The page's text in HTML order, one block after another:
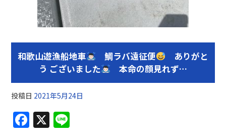
和歌山遊漁船地車 鯛ラバ遠征便
ありがと
う ございました
本命の顔見れず…
投稿日 2021年5月24日
F X